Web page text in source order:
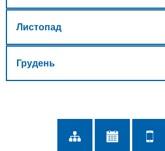
Листопад
Грудень